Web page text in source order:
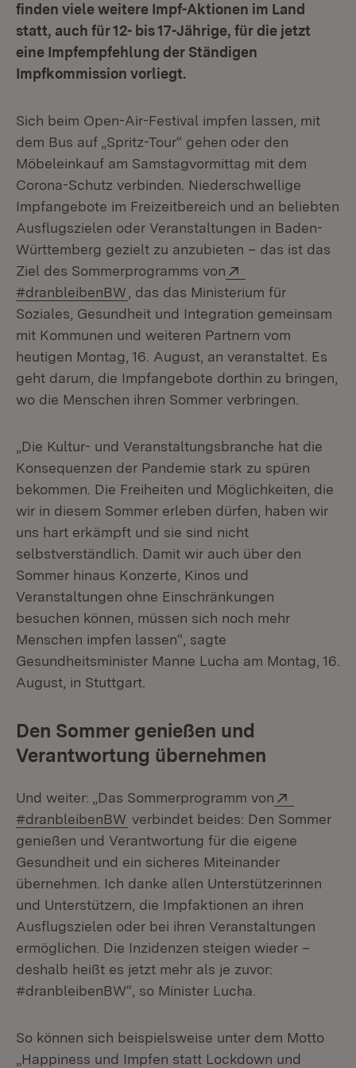
finden viele weitere Impf-Aktionen im Land
statt, auch für 12- bis 17-Jährige, für die jetzt
eine Impfempfehlung der Ständigen
Impfkommission vorliegt.
Sich beim Open-Air-Festival impfen lassen, mit
dem Bus auf „Spritz-Tour“ gehen oder den
Möbeleinkauf am Samstagvormittag mit dem
Corona-Schutz verbinden. Niederschwellige
Impfangebote im Freizeitbereich und an beliebten
Ausflugszielen oder Veranstaltungen in Baden-
Württemberg gezielt zu anzubieten – das ist das
Ziel des Sommerprogramms von
#dranbleibenBW (Öffnet in neuem Fenster)
, das das Ministerium für
Soziales, Gesundheit und Integration gemeinsam
mit Kommunen und weiteren Partnern vom
heutigen Montag, 16. August, an veranstaltet. Es
geht darum, die Impfangebote dorthin zu bringen,
wo die Menschen ihren Sommer verbringen.
„Die Kultur- und Veranstaltungsbranche hat die
Konsequenzen der Pandemie stark zu spüren
bekommen. Die Freiheiten und Möglichkeiten, die
wir in diesem Sommer erleben dürfen, haben wir
uns hart erkämpft und sie sind nicht
selbstverständlich. Damit wir auch über den
Sommer hinaus Konzerte, Kinos und
Veranstaltungen ohne Einschränkungen
besuchen können, müssen sich noch mehr
Menschen impfen lassen“, sagte
Gesundheitsminister Manne Lucha am Montag, 16.
August, in Stuttgart.
Den Sommer genießen und
Verantwortung übernehmen
Und weiter: „Das Sommerprogramm von
#dranbleibenBW (Öffnet in neuem Fenster)
verbindet beides: Den Sommer
genießen und Verantwortung für die eigene
Gesundheit und ein sicheres Miteinander
übernehmen. Ich danke allen Unterstützerinnen
und Unterstützern, die Impfaktionen an ihren
Ausflugszielen oder bei ihren Veranstaltungen
ermöglichen. Die Inzidenzen steigen wieder –
deshalb heißt es jetzt mehr als je zuvor:
#dranbleibenBW“, so Minister Lucha.
So können sich beispielsweise unter dem Motto
„Happiness und Impfen statt Lockdown und